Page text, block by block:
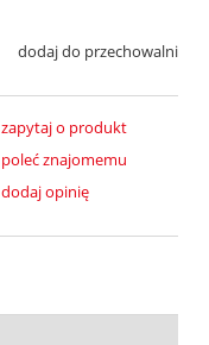
dodaj do przechowalni
zapytaj o produkt
poleć znajomemu
dodaj opinię